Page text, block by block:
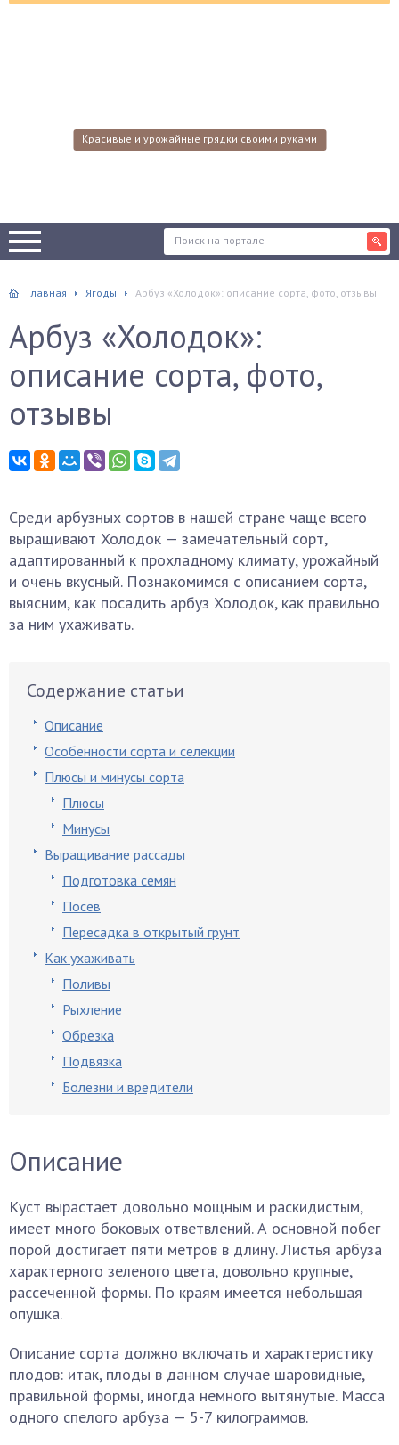
Красивые и урожайные грядки своими руками
Главная Ягоды Арбуз «Холодок»: описание сорта, фото, отзывы
Арбуз «Холодок»:
описание сорта, фото,
отзывы
Среди арбузных сортов в нашей стране чаще всего
выращивают Холодок — замечательный сорт,
адаптированный к прохладному климату, урожайный
и очень вкусный. Познакомимся с описанием сорта,
выясним, как посадить арбуз Холодок, как правильно
за ним ухаживать.
Содержание статьи
Описание
Особенности сорта и селекции
Плюсы и минусы сорта
Плюсы
Минусы
Выращивание рассады
Подготовка семян
Посев
Пересадка в открытый грунт
Как ухаживать
Поливы
Рыхление
Обрезка
Подвязка
Болезни и вредители
Описание
Куст вырастает довольно мощным и раскидистым,
имеет много боковых ответвлений. А основной побег
порой достигает пяти метров в длину. Листья арбуза
характерного зеленого цвета, довольно крупные,
рассеченной формы. По краям имеется небольшая
опушка.
Описание сорта должно включать и характеристику
плодов: итак, плоды в данном случае шаровидные,
правильной формы, иногда немного вытянутые. Масса
одного спелого арбуза — 5-7 килограммов.